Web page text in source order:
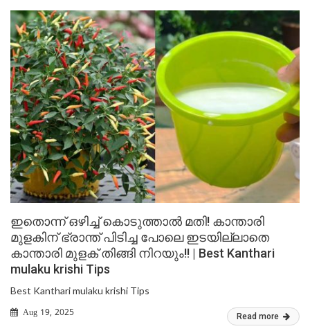
ഇതൊന്ന് ഒഴിച്ച് കൊടുത്താൽ മതി! കാന്താരി
മുളകിന് ഭ്രാന്ത് പിടിച്ച പോലെ ഇടയില്ലാതെ
കാന്താരി മുളക് തിങ്ങി നിറയും!! | Best Kanthari
mulaku krishi Tips
Best Kanthari mulaku krishi Tips
Aug 19, 2025 Read more